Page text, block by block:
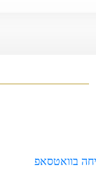
בוואטסאפ